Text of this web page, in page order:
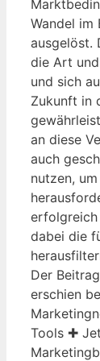
Wandel im
ausgelöst.
die Art
und sich
Zukunft in
an diese
auch
nutzen,
erfolgreich
dabei die
Der
erschien
Tools ✚